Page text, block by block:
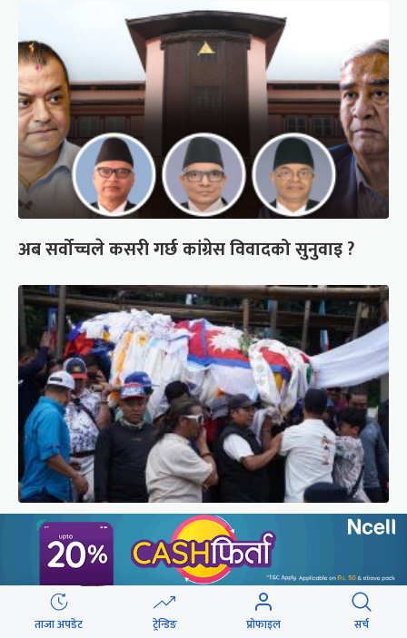
अब सर्वोच्चले कसरी गर्छ कांग्रेस विवादको सुनुवाइ ?
पर्वतारोही पुरबहादुर गुरुङको अन्त्येष्टि (तस्वीरहरू)
ताजा अपडेट ट्रेन्डिङ प्रोफाइल सर्च